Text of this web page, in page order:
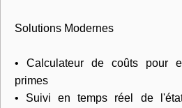
Solutions Modernes
• Calculateur de coûts pour
primes
• Suivi en temps réel de